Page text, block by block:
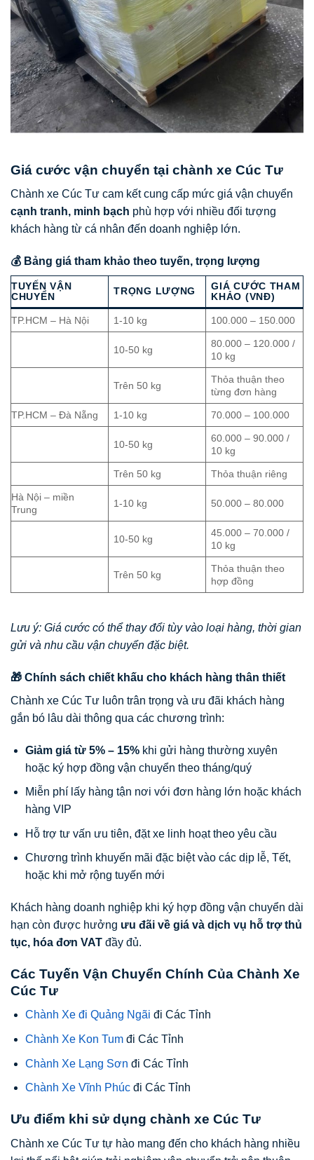
Giá cước vận chuyển tại chành xe Cúc Tư
Chành xe Cúc Tư cam kết cung cấp mức giá vận chuyển
cạnh tranh, minh bạch phù hợp với nhiều đối tượng
khách hàng từ cá nhân đến doanh nghiệp lớn.
💰 Bảng giá tham khảo theo tuyến, trọng lượng
TUYẾN VẬN
CHUYỂN
TRỌNG LƯỢNG
GIÁ CƯỚC THAM
KHẢO (VNĐ)
TP.HCM – Hà Nội 1-10 kg 100.000 – 150.000
10-50 kg
80.000 – 120.000 /
10 kg
Trên 50 kg
Thỏa thuận theo
từng đơn hàng
TP.HCM – Đà Nẵng 1-10 kg 70.000 – 100.000
10-50 kg
60.000 – 90.000 /
10 kg
Trên 50 kg Thỏa thuận riêng
Hà Nội – miền
Trung
1-10 kg 50.000 – 80.000
10-50 kg
45.000 – 70.000 /
10 kg
Trên 50 kg
Thỏa thuận theo
hợp đồng
Lưu ý: Giá cước có thể thay đổi tùy vào loại hàng, thời gian
gửi và nhu cầu vận chuyển đặc biệt.
🎁 Chính sách chiết khấu cho khách hàng thân thiết
Chành xe Cúc Tư luôn trân trọng và ưu đãi khách hàng
gắn bó lâu dài thông qua các chương trình:
Giảm giá từ 5% – 15%khi gửi hàng thường xuyên
hoặc ký hợp đồng vận chuyển theo tháng/quý
Miễn phí lấy hàng tận nơi với đơn hàng lớn hoặc khách
hàng VIP
Hỗ trợ tư vấn ưu tiên, đặt xe linh hoạt theo yêu cầu
Chương trình khuyến mãi đặc biệt vào các dịp lễ, Tết,
hoặc khi mở rộng tuyến mới
Khách hàng doanh nghiệp khi ký hợp đồng vận chuyển dài
hạn còn được hưởng ưu đãi về giá và dịch vụ hỗ trợ thủ
tục, hóa đơn VAT đầy đủ.
Các Tuyến Vận Chuyển Chính Của Chành Xe
Cúc Tư
Chành Xe đi Quảng Ngãi đi Các Tỉnh
Chành Xe Kon Tumđi Các Tỉnh
Chành Xe Lạng Sơn đi Các Tỉnh
Chành Xe Vĩnh Phúcđi Các Tỉnh
Ưu điểm khi sử dụng chành xe Cúc Tư
Chành xe Cúc Tư tự hào mang đến cho khách hàng nhiều